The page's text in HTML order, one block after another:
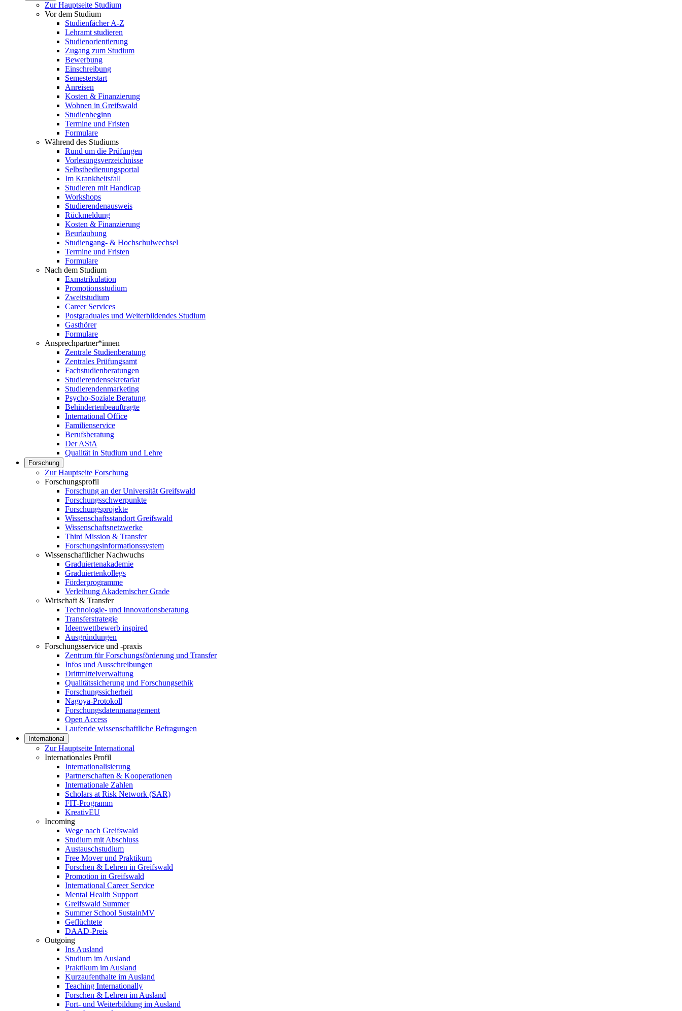
Zur Hauptseite Studium
Vor dem Studium
Studienfächer A-Z
Lehramt studieren
Studienorientierung
Zugang zum Studium
Bewerbung
Einschreibung
Semesterstart
Anreisen
Kosten & Finanzierung
Wohnen in Greifswald
Studienbeginn
Termine und Fristen
Formulare
Während des Studiums
Rund um die Prüfungen
Vorlesungsverzeichnisse
Selbstbedienungsportal
Im Krankheitsfall
Studieren mit Handicap
Workshops
Studierendenausweis
Rückmeldung
Kosten & Finanzierung
Beurlaubung
Studiengang- & Hochschulwechsel
Termine und Fristen
Formulare
Nach dem Studium
Exmatrikulation
Promotionsstudium
Zweitstudium
Career Services
Postgraduales und Weiterbildendes Studium
Gasthörer
Formulare
Ansprechpartner*innen
Zentrale Studienberatung
Zentrales Prüfungsamt
Fachstudienberatungen
Studierendensekretariat
Studierendenmarketing
Psycho-Soziale Beratung
Behindertenbeauftragte
International Office
Familienservice
Berufsberatung
Der AStA
Qualität in Studium und Lehre
Forschung
Zur Hauptseite Forschung
Forschungsprofil
Forschung an der Universität Greifswald
Forschungsschwerpunkte
Forschungsprojekte
Wissenschaftsstandort Greifswald
Wissenschaftsnetzwerke
Third Mission & Transfer
Forschungsinformationssystem
Wissenschaftlicher Nachwuchs
Graduiertenakademie
Graduiertenkollegs
Förderprogramme
Verleihung Akademischer Grade
Wirtschaft & Transfer
Technologie- und Innovationsberatung
Transferstrategie
Ideenwettbewerb inspired
Ausgründungen
Forschungsservice und -praxis
Zentrum für Forschungsförderung und Transfer
Infos und Ausschreibungen
Drittmittelverwaltung
Qualitätssicherung und Forschungsethik
Forschungssicherheit
Nagoya-Protokoll
Forschungsdatenmanagement
Open Access
Laufende wissenschaftliche Befragungen
International
Zur Hauptseite International
Internationales Profil
Internationalisierung
Partnerschaften & Kooperationen
Internationale Zahlen
Scholars at Risk Network (SAR)
FIT-Programm
KreativEU
Incoming
Wege nach Greifswald
Studium mit Abschluss
Austauschstudium
Free Mover und Praktikum
Forschen & Lehren in Greifswald
Promotion in Greifswald
International Career Service
Mental Health Support
Greifswald Summer
Summer School SustainMV
Geflüchtete
DAAD-Preis
Outgoing
Ins Ausland
Studium im Ausland
Praktikum im Ausland
Kurzaufenthalte im Ausland
Teaching Internationally
Forschen & Lehren im Ausland
Fort- und Weiterbildung im Ausland